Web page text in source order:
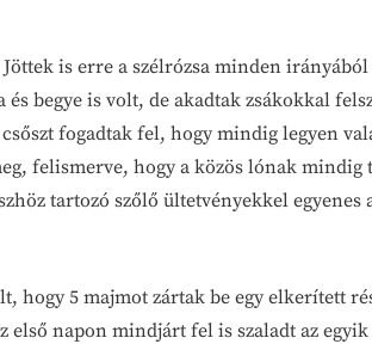
is erre a szélrózsa minden
begye is volt, de akadtak zsákokkal
fogadtak fel, hogy mindig legyen
felismerve, hogy a közös lónak
tartozó szőlő ültetvényekkel
5 majmot zártak be egy elkerített
napon mindjárt fel is szaladt az